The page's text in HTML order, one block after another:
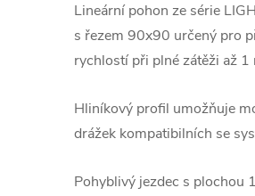
Lineární pohon ze série
s řezem 90x90 určený pro
rychlostí při plné zátěži až
Hliníkový profil umožňuje
drážek kompatibilních se
Pohyblivý jezdec s plochou